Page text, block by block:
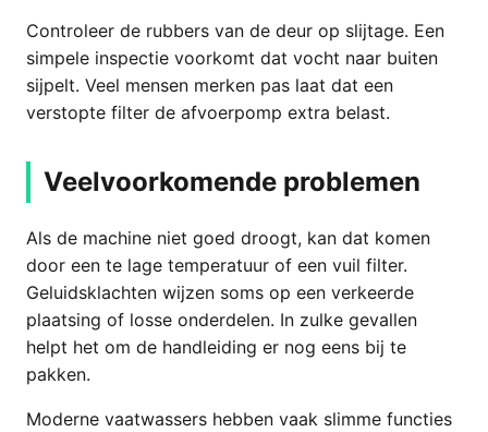
Controleer de rubbers van de deur op slijtage. Een
simpele inspectie voorkomt dat vocht naar buiten
sijpelt. Veel mensen merken pas laat dat een
verstopte filter de afvoerpomp extra belast.
Veelvoorkomende problemen
Als de machine niet goed droogt, kan dat komen
door een te lage temperatuur of een vuil filter.
Geluidsklachten wijzen soms op een verkeerde
plaatsing of losse onderdelen. In zulke gevallen
helpt het om de handleiding er nog eens bij te
pakken.
Moderne vaatwassers hebben vaak slimme functies